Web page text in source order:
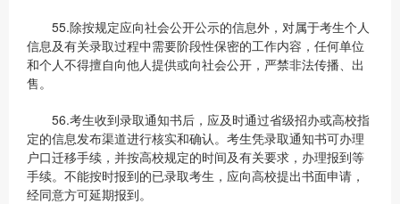
55.除按规定应向社会公开公示的信息外，对属于考生个人
信息及有关录取过程中需要阶段性保密的工作内容，任何单位
和个人不得擅自向他人提供或向社会公开，严禁非法传播、出
售。
56.考生收到录取通知书后，应及时通过省级招办或高校指
定的信息发布渠道进行核实和确认。考生凭录取通知书可办理
户口迁移手续，并按高校规定的时间及有关要求，办理报到等
手续。不能按时报到的已录取考生，应向高校提出书面申请，
经同意方可延期报到。